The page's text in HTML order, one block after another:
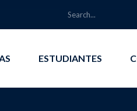
ESTUDIANTES